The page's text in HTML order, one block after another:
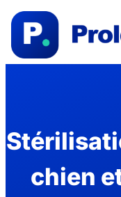
chien